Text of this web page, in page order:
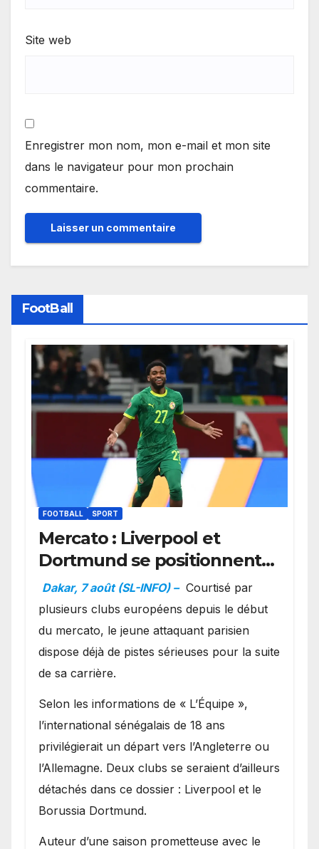
Site web
Enregistrer mon nom, mon e-mail et mon site
dans le navigateur pour mon prochain
commentaire.
FootBall
FOOTBALL SPORT
Mercato : Liverpool et
Dortmund se positionnent
en favoris pour recruter
Ibrahim Mbaye
Dakar, 7 août (SL-INFO) – Courtisé par
plusieurs clubs européens depuis le début
du mercato, le jeune attaquant parisien
dispose déjà de pistes sérieuses pour la suite
de sa carrière.
Selon les informations de « L’Équipe »,
l’international sénégalais de 18 ans
privilégierait un départ vers l’Angleterre ou
l’Allemagne. Deux clubs se seraient d’ailleurs
détachés dans ce dossier : Liverpool et le
Borussia Dortmund.
Auteur d’une saison prometteuse avec le